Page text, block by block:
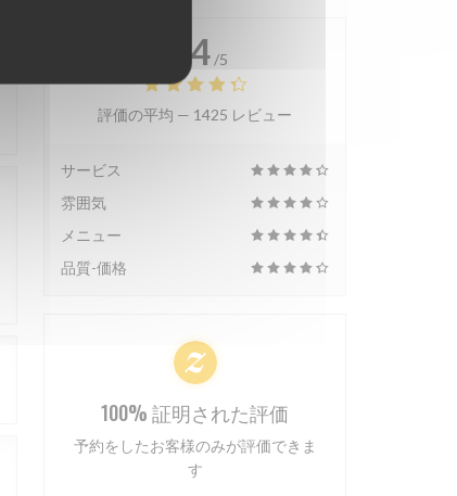
4.4 /5
評価の平均 — 1425 レビュー
サービス
雰囲気
メニュー
品質-価格
100% 証明された評価
予約をしたお客様のみが評価できま
す